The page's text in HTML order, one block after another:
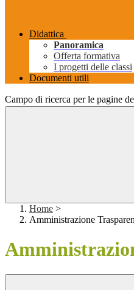
Didattica
Panoramica
Offerta formativa
I progetti delle classi
Documenti utili
Campo di ricerca per le pagine
Home >
Amministrazione